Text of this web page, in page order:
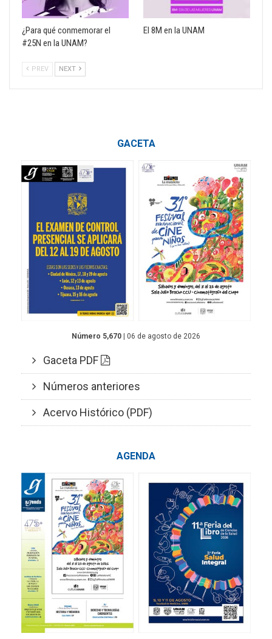
¿Para qué conmemorar el
#25N en la UNAM?
El 8M en la UNAM
PREV NEXT
GACETA
Número 5,670 | 06 de agosto de 2026
Gaceta PDF
Números anteriores
Acervo Histórico (PDF)
AGENDA